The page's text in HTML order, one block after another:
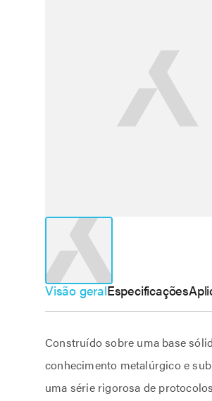
Visão geralEspecificações
Construído sobre uma base
conhecimento metalúrgico e
uma série rigorosa de